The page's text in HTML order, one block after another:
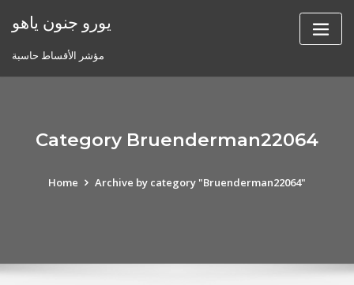
يورو جنون ياهو
مؤشر الأقساط حاسبة
Category Bruenderman22064
Home Archive by category "Bruenderman22064"